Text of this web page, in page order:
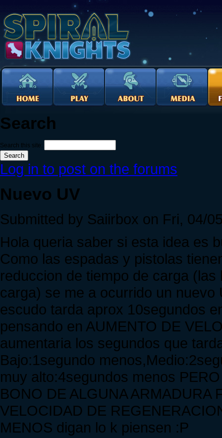
Search
Search this site:
Log in to post on the forums
Nuevo UV
Submitted by Saiirbox on Fri, 04/
Hola queria saber si esta idea es
Como las espadas y pistolas
reduccion de tiempo de carga
carga) se me a ocurrido un
escudo tarda aprox 10segundos
pensando en AUMENTO DE
aumentaria los segundos que
Bajo:1segundo
muy alto:4segundos menos
BONO DE ALGUNA ARMADURA
VELOCIDAD DE
MENOS digan lo k piensen :P